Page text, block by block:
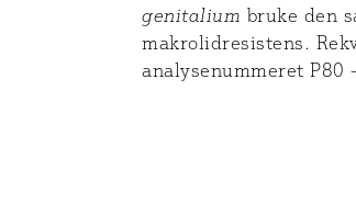
genitalium bruke den
makrolidresistens.
analysenummeret P80